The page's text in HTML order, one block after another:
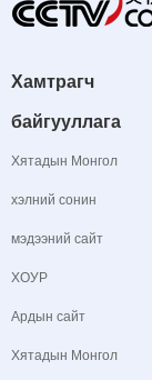
Хамтрагч
байгууллага
Хятадын Монгол
хэлний сонин
мэдээний сайт
ХОУР
Ардын сайт
Хятадын Монгол